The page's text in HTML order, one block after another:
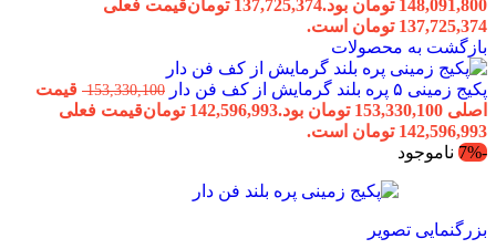
148,091,800 تومان بود.
137,725,374 تومانقیمت فعلی
137,725,374 تومان است.
بازگشت به محصولات
پکیج زمینی ۵ پره بلند گرمایش از کف فن دار 153,330,100 قیمت
اصلی 153,330,100 تومان بود.
142,596,993 تومانقیمت فعلی
142,596,993 تومان است.
-7%
ناموجود
بزرگنمایی تصویر